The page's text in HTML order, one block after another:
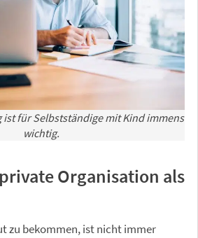
ist für Selbstständige mit Kind immens
wichtig.
Organisation als
zu bekommen, ist nicht immer